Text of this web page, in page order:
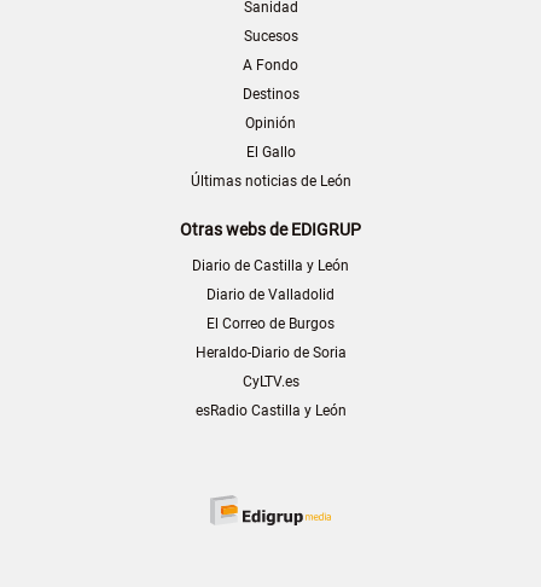
Sanidad
Sucesos
A Fondo
Destinos
Opinión
El Gallo
Últimas noticias de León
Otras webs de EDIGRUP
Diario de Castilla y León
Diario de Valladolid
El Correo de Burgos
Heraldo-Diario de Soria
CyLTV.es
esRadio Castilla y León